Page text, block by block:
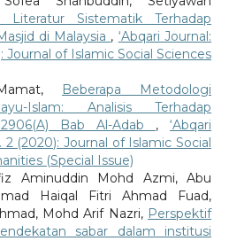
Literatur Sistematik Terhadap
di Malaysia , ‘Abqari Journal:
Journal of Islamic Social Sciences
Beberapa Metodologi
Islam: Analisis Terhadap
Bab Al-Adab ,‘Abqari
2 (2020): Journal of Islamic Social
(Special Issue)
Aminuddin Mohd Azmi, Abu
Haiqal Fitri Ahmad Fuad,
Mohd Arif Nazri, Perspektif
sabar dalam institusi